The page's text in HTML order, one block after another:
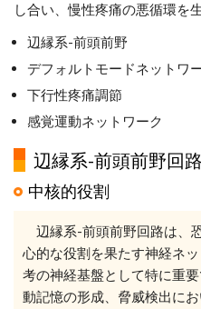
し合い、慢性疼痛の悪循環を
辺縁系-前頭前野
デフォルトモードネットワ
下行性疼痛調節
感覚運動ネットワーク
辺縁系-前頭前野回路
中核的役割
辺縁系-前頭前野回路は、
心的な役割を果たす神経ネ
考の神経基盤として特に重
動記憶の形成、脅威検出に